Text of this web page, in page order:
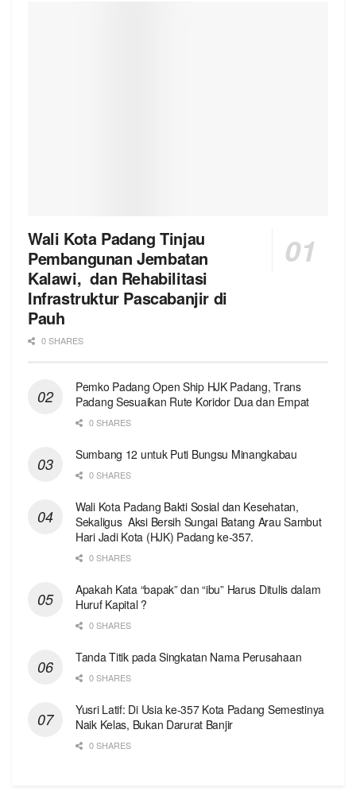
Wali Kota Padang Tinjau
Pembangunan Jembatan
Kalawi, dan Rehabilitasi
Infrastruktur Pascabanjir di
Pauh
0 SHARES
Pemko Padang Open Ship HJK Padang, Trans
Padang Sesuaikan Rute Koridor Dua dan Empat
0 SHARES
Sumbang 12 untuk Puti Bungsu Minangkabau
0 SHARES
Wali Kota Padang Bakti Sosial dan Kesehatan,
Sekaligus Aksi Bersih Sungai Batang Arau Sambut
Hari Jadi Kota (HJK) Padang ke-357.
0 SHARES
Apakah Kata “bapak” dan “ibu” Harus Ditulis dalam
Huruf Kapital ?
0 SHARES
Tanda Titik pada Singkatan Nama Perusahaan
0 SHARES
Yusri Latif: Di Usia ke-357 Kota Padang Semestinya
Naik Kelas, Bukan Darurat Banjir
0 SHARES